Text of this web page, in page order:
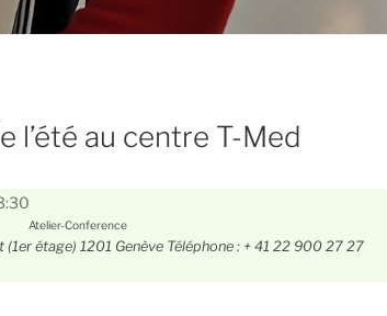
l’été au centre T-Med
Atelier-Conference
étage) 1201 Genève Téléphone : + 41 22 900 27 27